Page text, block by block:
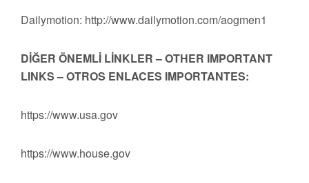
Dailymotion: http://www.dailymotion.com/aogmen1
DİĞER ÖNEMLİ LİNKLER – OTHER IMPORTANT
LINKS – OTROS ENLACES IMPORTANTES:
https://www.usa.gov
https://www.house.gov